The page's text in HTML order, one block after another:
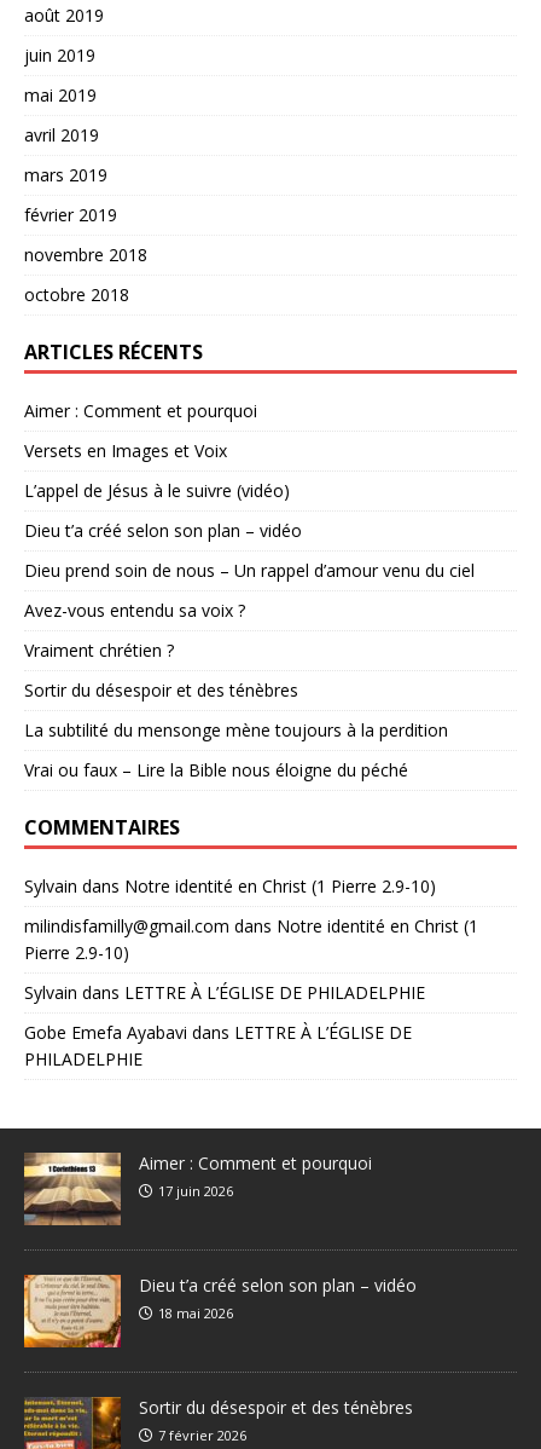
août 2019
juin 2019
mai 2019
avril 2019
mars 2019
février 2019
novembre 2018
octobre 2018
ARTICLES RÉCENTS
Aimer : Comment et pourquoi
Versets en Images et Voix
L’appel de Jésus à le suivre (vidéo)
Dieu t’a créé selon son plan – vidéo
Dieu prend soin de nous – Un rappel d’amour venu du ciel
Avez-vous entendu sa voix ?
Vraiment chrétien ?
Sortir du désespoir et des ténèbres
La subtilité du mensonge mène toujours à la perdition
Vrai ou faux – Lire la Bible nous éloigne du péché
COMMENTAIRES
Sylvain dans Notre identité en Christ (1 Pierre 2.9-10)
milindisfamilly@gmail.com dans Notre identité en Christ (1
Pierre 2.9-10)
Sylvain dans LETTRE À L’ÉGLISE DE PHILADELPHIE
Gobe Emefa Ayabavi dans LETTRE À L’ÉGLISE DE
PHILADELPHIE
Aimer : Comment et pourquoi
17 juin 2026
Dieu t’a créé selon son plan – vidéo
18 mai 2026
Sortir du désespoir et des ténèbres
7 février 2026